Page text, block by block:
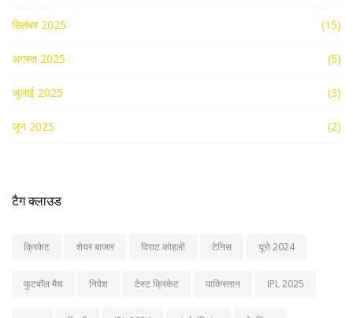
सितंबर 2025 (15)
अगस्त 2025 (5)
जुलाई 2025 (3)
जून 2025 (2)
टैग क्लाउड
क्रिकेट शेयर बाजार विराट कोहली टेनिस यूरो 2024
फुटबॉल मैच निवेश टेस्ट क्रिकेट पाकिस्तान IPL 2025